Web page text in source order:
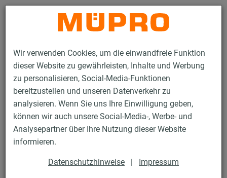
Wir verwenden Cookies, um die einwandfreie Funktion
dieser Website zu gewährleisten, Inhalte und Werbung
zu personalisieren, Social-Media-Funktionen
bereitzustellen und unseren Datenverkehr zu
analysieren. Wenn Sie uns Ihre Einwilligung geben,
können wir auch unsere Social-Media-, Werbe- und
Analysepartner über Ihre Nutzung dieser Website
informieren.
Datenschutzhinweise | Impressum
Kontakt
Produkte Befestigungstechnik
Schwerlast­befestigung
MPT-Installationsschienen für die Schwerlastbefestigung
MPT-Trägerkrallen